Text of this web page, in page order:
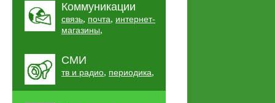
Коммуникации
связь, почта, интернет-
магазины,
СМИ
тв и радио, периодика,